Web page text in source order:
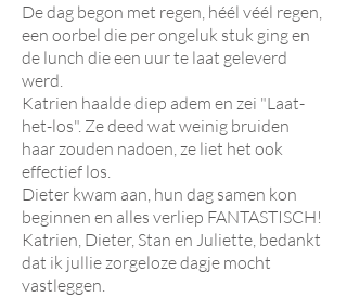
De dag begon met regen, héél véél regen,
een oorbel die per ongeluk stuk ging en
de lunch die een uur te laat geleverd
werd.
Katrien haalde diep adem en zei "Laat-
het-los". Ze deed wat weinig bruiden
haar zouden nadoen, ze liet het ook
effectief los.
Dieter kwam aan, hun dag samen kon
beginnen en alles verliep FANTASTISCH!
Katrien, Dieter, Stan en Juliette, bedankt
dat ik jullie zorgeloze dagje mocht
vastleggen.